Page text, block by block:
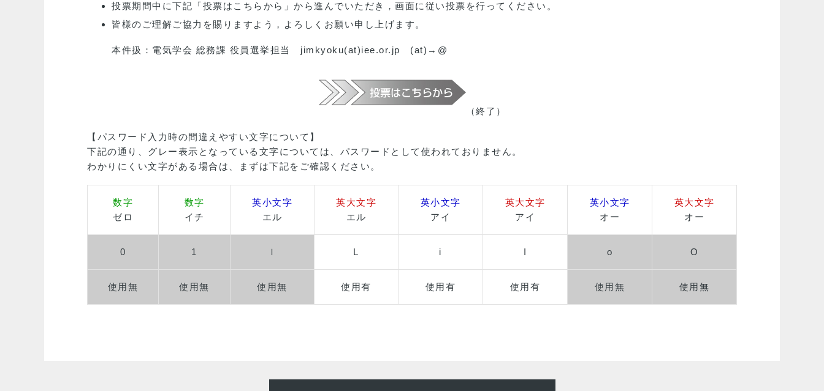
投票期間中に下記「投票はこちらから」から進んでいただき，画面に従い投票を行ってください。
皆様のご理解ご協力を賜りますよう，よろしくお願い申し上げます。
本件扱：電気学会 総務課 役員選挙担当 jimkyoku(at)iee.or.jp (at)→@
（終了）
【パスワード入力時の間違えやすい文字について】
下記の通り、グレー表示となっている文字については、パスワードとして使われておりません。
わかりにくい文字がある場合は、まずは下記をご確認ください。
数字
ゼロ
数字
イチ
英小文字
エル
英大文字
エル
英小文字
アイ
英大文字
アイ
英小文字
オー
英大文字
オー
0 1 ｌ L i I o O
使用無 使用無 使用無 使用有 使用有 使用有 使用無 使用無